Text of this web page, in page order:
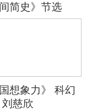
间简史》节选
国想象力》 科幻
慈欣